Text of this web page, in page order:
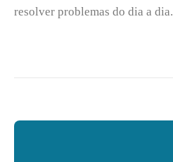
resolver problemas do dia a dia.